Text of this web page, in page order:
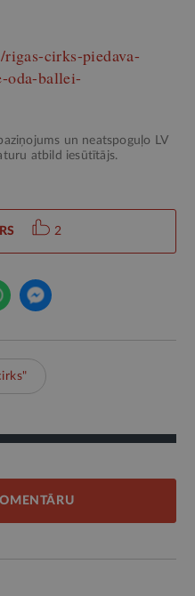
cirks-piedava-
oda-ballei-
un neatspoguļo LV
atbild iesūtītājs.
2